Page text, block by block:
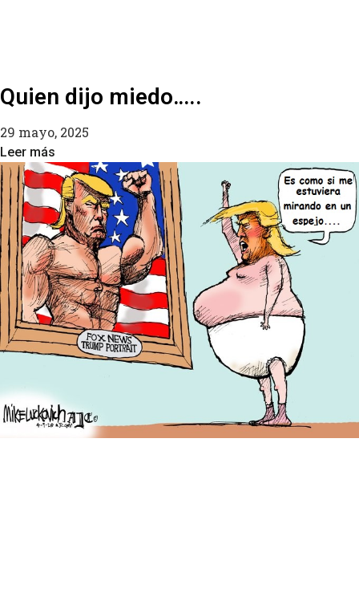
Quien dijo miedo…..
29 mayo, 2025
Leer más